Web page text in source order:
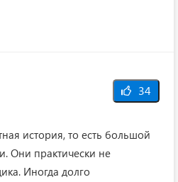
34
история, то есть большой
Они практически не
Иногда долго